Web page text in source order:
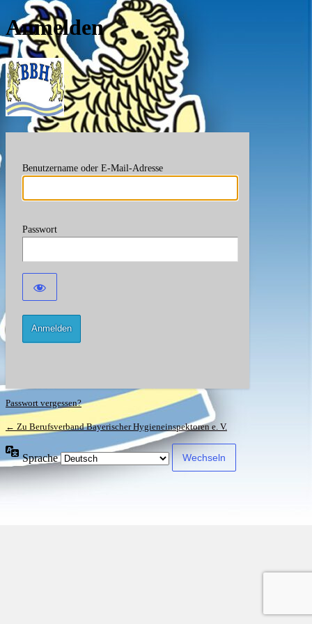
Anmelden
Berufsverband
Benutzername oder E-Mail-Adresse
Passwort
Passwort vergessen?
← Zu Berufsverband Bayerischer Hygieneinspektoren e. V.
Sprache